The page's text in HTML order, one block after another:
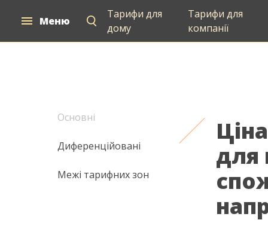
Меню
Тарифи для
дому
Тарифи для
компанії
Електропостачання
Основні
Диференційовані
Межі тарифних зон
для